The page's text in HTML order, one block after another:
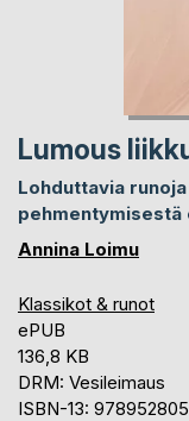
Lumous
Lohduttavia
pehmentymisestä
Annina Loimu
Klassikot & runot
ePUB
136,8 KB
DRM: Vesileimaus
ISBN-13: